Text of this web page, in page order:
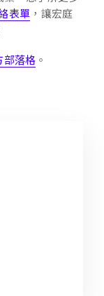
表單 ，讓宏庭
落格 。